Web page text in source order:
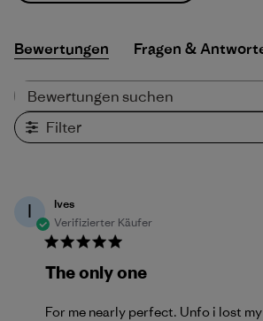
Bewertungen Fragen &
Filter
I
Ives
Verifizierter Käufer
The only one
For me nearly perfect. Unfo i lost